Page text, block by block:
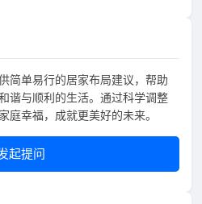
简单易行的居家布局建议，帮助
谐与顺利的生活。通过科学调整
庭幸福，成就更美好的未来。
起提问